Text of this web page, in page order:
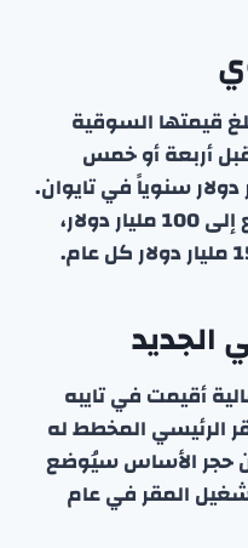
قيمتها السوقية
أربعة أو خمس
بين 10 و15 مليار دولار سنوياً في تايوان.
وأضاف أن الإنفاق الحالي ارتفع إلى 100 مليار دولار،
الجديد
أقيمت في تايبه
الرئيسي المخطط له
حجر الأساس سيُوضع
المقر في عام